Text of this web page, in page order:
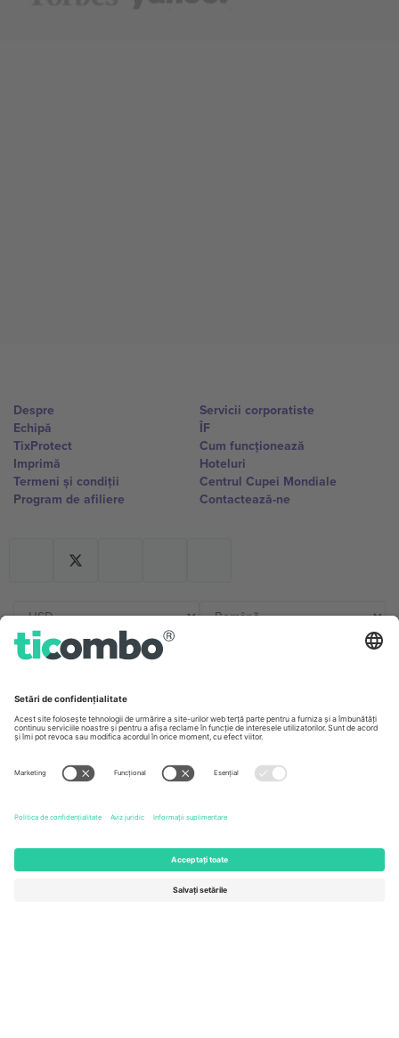
Despre
Echipă
TixProtect
Imprimă
Termeni și condiții
Program de afiliere
Servicii corporatiste
ÎF
Cum funcționează
Hoteluri
Centrul Cupei Mondiale
Contactează-ne
Germany
Unter den Linden 24, 10117
Berlin, Germany
United Kingdom
167 City Road, London, Greater
London, EC1V 1AW, United
Kingdom
United States
131 Continental Dr, Suite 305,
Newark, Delaware 19713, United
Switzerland
Dorfstrasse 52a, 6390
Engelberg, Switzerland